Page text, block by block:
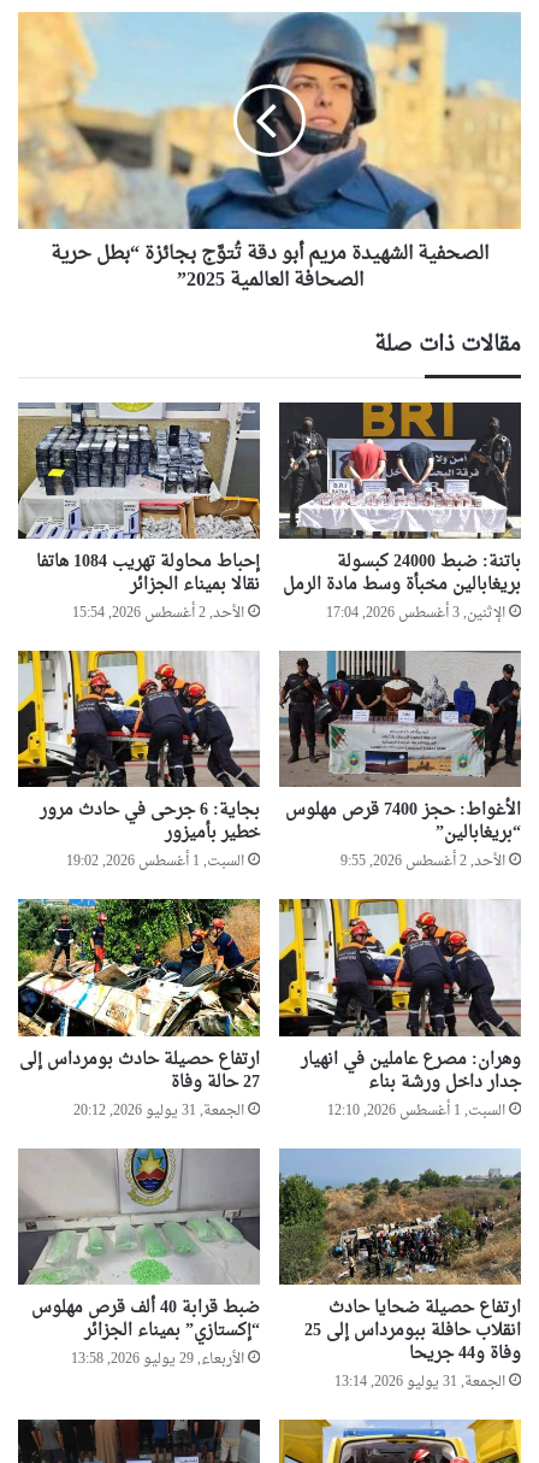
الصحفية
مريم
أبو
دقة
بجائزة
“بطل
حرية
الصحافةالصحفية الشهيدة مريم أبو دقة تُتوَّج بجائزة “بطل حرية
الصحافة العالمية 2025”
مقالات ذات صلة
باتنة: ضبط 24000 كبسولة
بريغابالين مخبأة وسط مادة الرمل
الإثنين, 3 أغسطس 2026, 17:04
إحباط محاولة تهريب 1084 هاتفا
نقالا بميناء الجزائر
الأحد, 2 أغسطس 2026, 15:54
الأغواط: حجز 7400 قرص مهلوس
“بريغابالين”
الأحد, 2 أغسطس 2026, 9:55
بجاية: 6 جرحى في حادث مرور
خطير بأميزور
السبت, 1 أغسطس 2026, 19:02
وهران: مصرع عاملين في انهيار
جدار داخل ورشة بناء
السبت, 1 أغسطس 2026, 12:10
ارتفاع حصيلة حادث بومرداس إلى
27 حالة وفاة
الجمعة, 31 يوليو 2026, 20:12
ارتفاع حصيلة ضحايا حادث
انقلاب حافلة ببومرداس إلى 25
وفاة و44 جريحا
الجمعة, 31 يوليو 2026, 13:14
ضبط قرابة 40 ألف قرص مهلوس
“إكستازي” بميناء الجزائر
الأربعاء, 29 يوليو 2026, 13:58